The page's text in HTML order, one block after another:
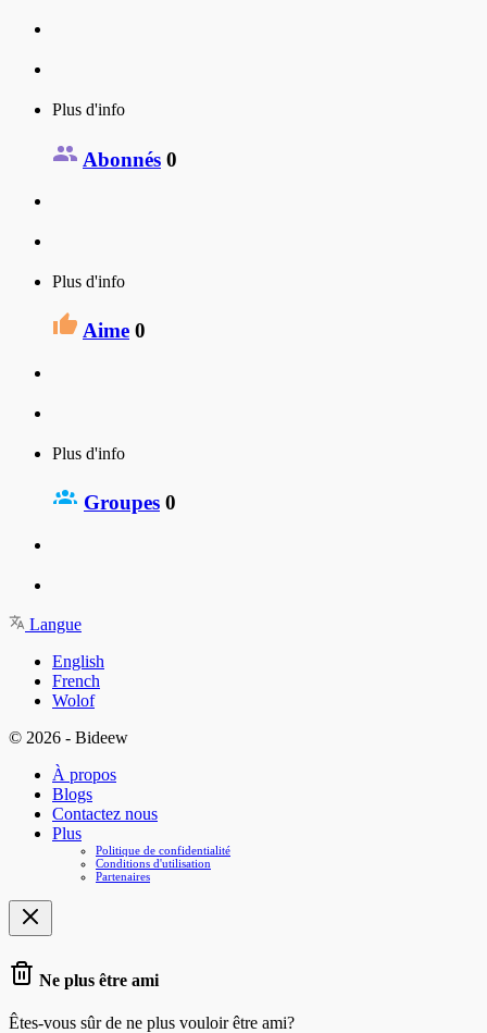
Plus d'info
Abonnés 0
Plus d'info
Aime 0
Plus d'info
Groupes 0
Langue
English
French
Wolof
© 2026 - Bideew
À propos
Blogs
Contactez nous
Plus
Politique de confidentialité
Conditions d'utilisation
Partenaires
Ne plus être ami
Êtes-vous sûr de ne plus vouloir être ami?